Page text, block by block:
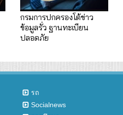
กรมการปกครองโต้ข่าว
ข้อมูลรั่ว ฐานทะเบียน
ปลอดภัย
รถ
Socialnews